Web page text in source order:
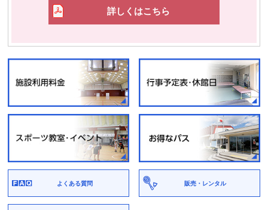
詳しくはこちら
よくある質問 販売・レンタル